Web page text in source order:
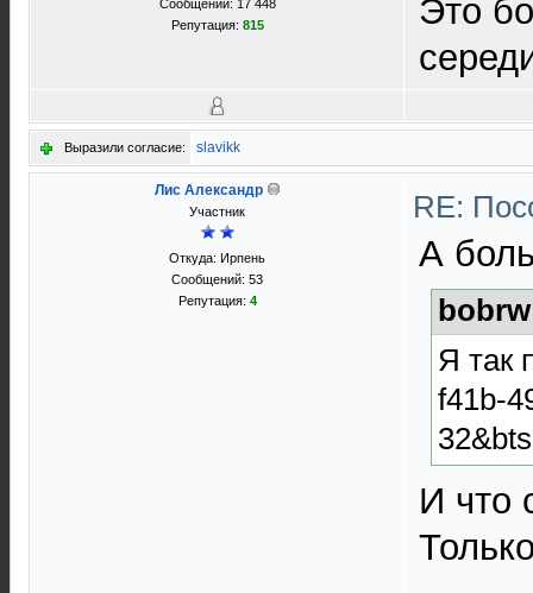
Сообщений: 17 448
Репутация: 815
Это
Выразили согласие: slavikk
Лис Александр
Участник
Откуда: Ирпень
Сообщений: 53
Репутация: 4
RE:
А
Я так
f41b-
И что